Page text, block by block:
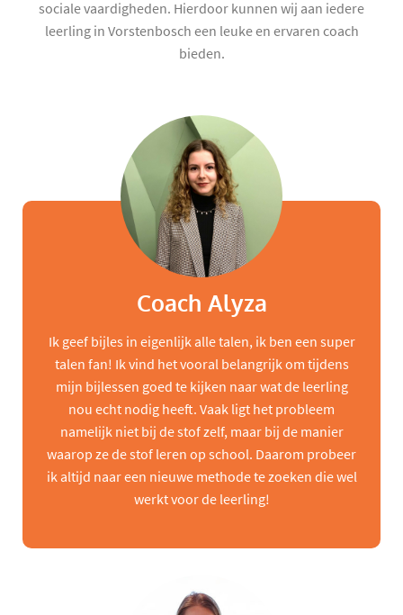
sociale vaardigheden. Hierdoor kunnen wij aan iedere
leerling in Vorstenbosch een leuke en ervaren coach
bieden.
Coach Alyza
Ik geef bijles in eigenlijk alle talen, ik ben een super
talen fan! Ik vind het vooral belangrijk om tijdens
mijn bijlessen goed te kijken naar wat de leerling
nou echt nodig heeft. Vaak ligt het probleem
namelijk niet bij de stof zelf, maar bij de manier
waarop ze de stof leren op school. Daarom probeer
ik altijd naar een nieuwe methode te zoeken die wel
werkt voor de leerling!